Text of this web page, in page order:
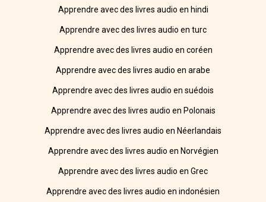
Apprendre avec des livres audio en hindi
Apprendre avec des livres audio en turc
Apprendre avec des livres audio en coréen
Apprendre avec des livres audio en arabe
Apprendre avec des livres audio en suédois
Apprendre avec des livres audio en Polonais
Apprendre avec des livres audio en Néerlandais
Apprendre avec des livres audio en Norvégien
Apprendre avec des livres audio en Grec
Apprendre avec des livres audio en indonésien